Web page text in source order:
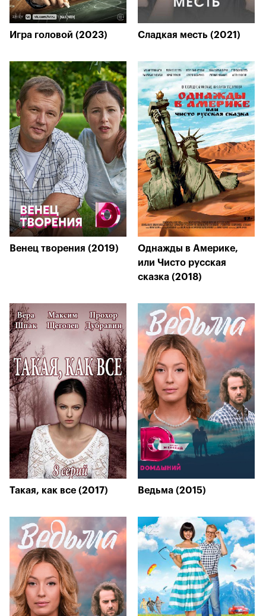
Игра головой (2023) Сладкая месть (2021)
Венец творения (2019)
Однажды в Америке,
или Чисто русская
сказка (2018)
Такая, как все (2017) Ведьма (2015)